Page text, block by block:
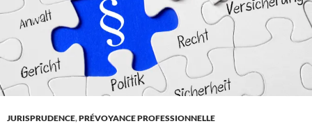
JURISPRUDENCE,PRÉVOYANCE PROFESSIONNELLE